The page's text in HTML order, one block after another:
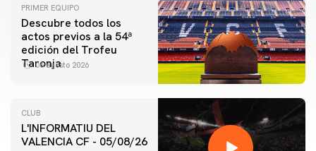
PRIMER EQUIPO
Descubre todos los
actos previos a la 54ª
edición del Trofeu
Taronja
06 agosto 2026
CLUB
L'INFORMATIU DEL
VALENCIA CF - 05/08/26